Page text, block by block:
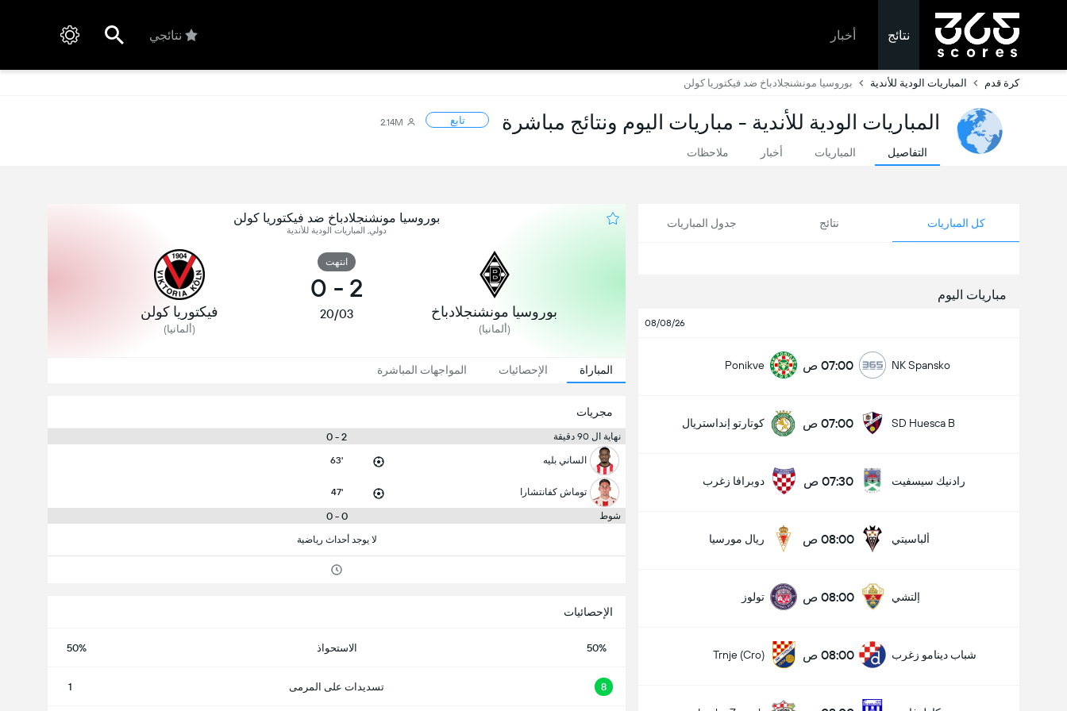
نتائج أخبار نتائجي
كرة قدم المباريات الودية للأندية بوروسيا مونشنجلادباخ ضد فيكتوريا كولن
المباريات الودية للأندية - مباريات اليوم ونتائج مباشرة تابع 2.14M
التفاصيل المباريات أخبار ملاحظات
كل المباريات نتائج جدول المباريات
مباريات اليوم
08/08/26
NK Spansko 07:00 ص Ponikve
SD Huesca B 07:00 ص كوتارتو إنداستريال
رادنيك سيسفيت 07:30 ص دوبرافا زغرب
ألباسيتي 08:00 ص ريال مورسيا
إلتشي 08:00 ص تولوز
شباب دينامو زغرب 08:00 ص Trnje (Cro)
بوروسيا مونشنجلادباخ ضد فيكتوريا كولن
دولي, المباريات الودية للأندية
بوروسيا مونشنجلادباخ
(ألمانيا)
انتهت
2
-
0
20/03 فيكتوريا كولن
(ألمانيا)
المباراة الإحصائيات المواجهات المباشرة
مجريات
نهاية ال 90 دقيقة 2 - 0
الساني بليه 63'
توماش كفانتشارا 47'
شوط 0 - 0
لا يوجد أحداث رياضية
الإحصائيات
50% الاستحواذ 50%
8 تسديدات على المرمى 1